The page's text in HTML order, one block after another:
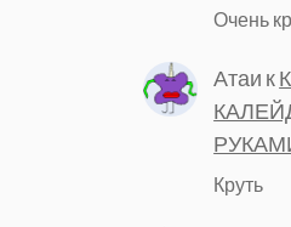
Очень
Атаи к
Круть